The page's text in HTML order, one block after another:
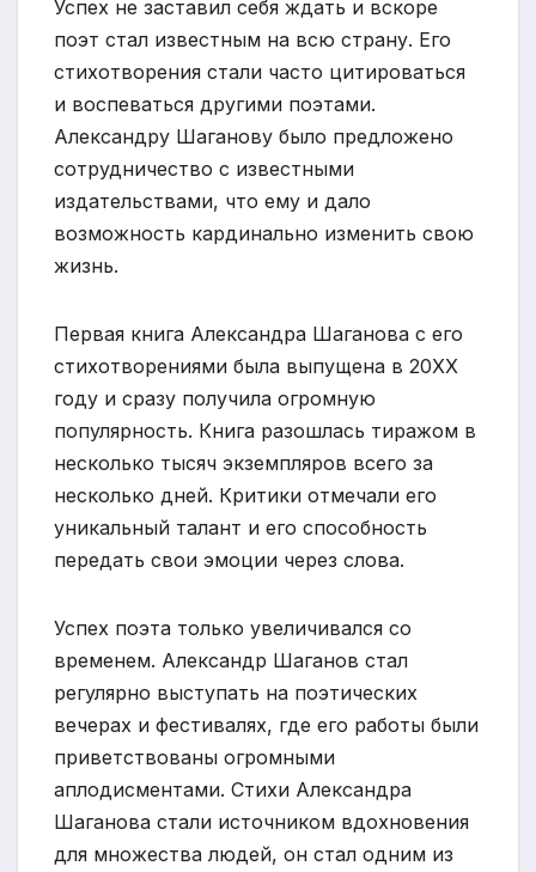
Успех не заставил себя ждать и вскоре
поэт стал известным на всю страну. Его
стихотворения стали часто цитироваться
и воспеваться другими поэтами.
Александру Шаганову было предложено
сотрудничество с известными
издательствами, что ему и дало
возможность кардинально изменить свою
жизнь.
Первая книга Александра Шаганова с его
стихотворениями была выпущена в 20XX
году и сразу получила огромную
популярность. Книга разошлась тиражом в
несколько тысяч экземпляров всего за
несколько дней. Критики отмечали его
уникальный талант и его способность
передать свои эмоции через слова.
Успех поэта только увеличивался со
временем. Александр Шаганов стал
регулярно выступать на поэтических
вечерах и фестивалях, где его работы были
приветствованы огромными
аплодисментами. Стихи Александра
Шаганова стали источником вдохновения
для множества людей, он стал одним из